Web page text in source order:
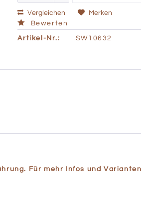
Vergleichen
Merken
Bewerten
Artikel-Nr.: SW10632
Für mehr Infos und Varianten